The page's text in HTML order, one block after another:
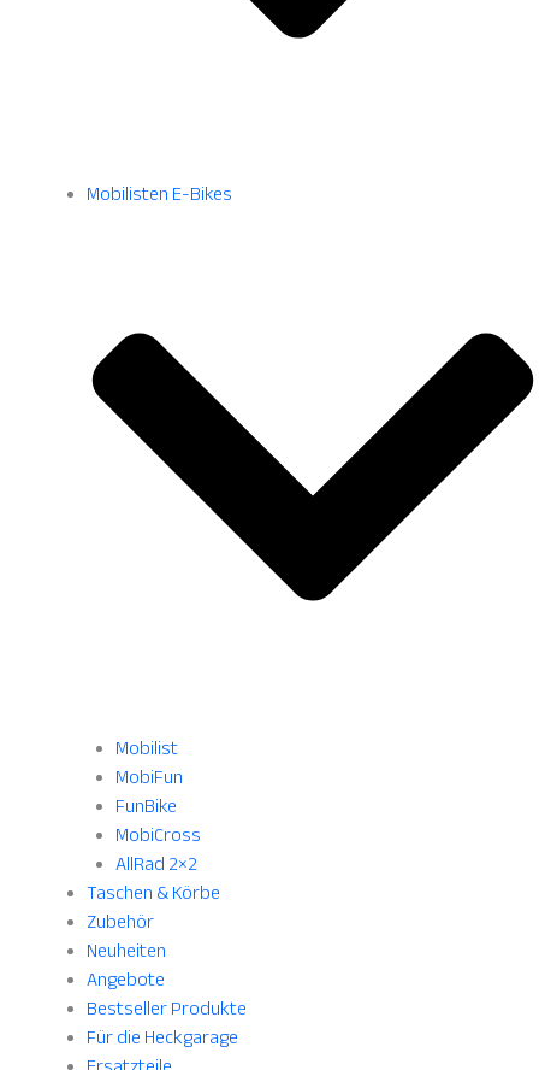
Mobilisten E-Bikes
Mobilist
MobiFun
FunBike
MobiCross
AllRad 2×2
Taschen & Körbe
Zubehör
Neuheiten
Angebote
Bestseller Produkte
Für die Heckgarage